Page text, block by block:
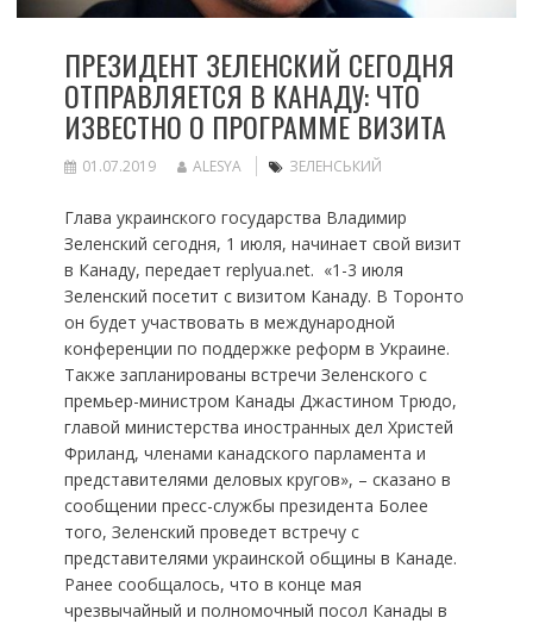
ПРЕЗИДЕНТ ЗЕЛЕНСКИЙ СЕГОДНЯ
ОТПРАВЛЯЕТСЯ В КАНАДУ: ЧТО
ИЗВЕСТНО О ПРОГРАММЕ ВИЗИТА
01.07.2019 ALESYA ЗЕЛЕНСЬКИЙ
Глава украинского государства Владимир
Зеленский сегодня, 1 июля, начинает свой визит
в Канаду, передает replyua.net. «1-3 июля
Зеленский посетит с визитом Канаду. В Торонто
он будет участвовать в международной
конференции по поддержке реформ в Украине.
Также запланированы встречи Зеленского с
премьер-министром Канады Джастином Трюдо,
главой министерства иностранных дел Христей
Фриланд, членами канадского парламента и
представителями деловых кругов», – сказано в
сообщении пресс-службы президента Более
того, Зеленский проведет встречу с
представителями украинской общины в Канаде.
Ранее сообщалось, что в конце мая
чрезвычайный и полномочный посол Канады в